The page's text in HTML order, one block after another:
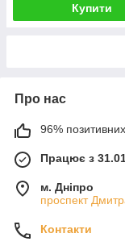
Купити
Про нас
96% позитивних
Працює з
м. Дніпро
проспект
Контакти